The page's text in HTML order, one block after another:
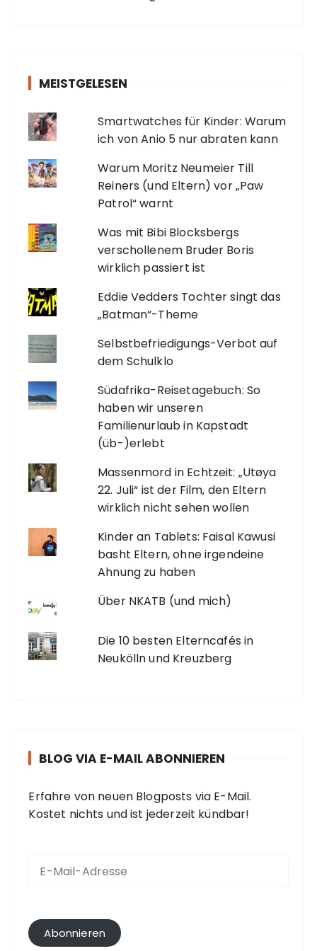
MEISTGELESEN
Smartwatches für Kinder: Warum
ich von Anio 5 nur abraten kann
Warum Moritz Neumeier Till
Reiners (und Eltern) vor „Paw
Patrol“ warnt
Was mit Bibi Blocksbergs
verschollenem Bruder Boris
wirklich passiert ist
Eddie Vedders Tochter singt das
„Batman“-Theme
Selbstbefriedigungs-Verbot auf
dem Schulklo
Südafrika-Reisetagebuch: So
haben wir unseren
Familienurlaub in Kapstadt
(üb-)erlebt
Massenmord in Echtzeit: „Utøya
22. Juli“ ist der Film, den Eltern
wirklich nicht sehen wollen
Kinder an Tablets: Faisal Kawusi
basht Eltern, ohne irgendeine
Ahnung zu haben
Über NKATB (und mich)
Die 10 besten Elterncafés in
Neukölln und Kreuzberg
BLOG VIA E-MAIL ABONNIEREN
Erfahre von neuen Blogposts via E-Mail.
Kostet nichts und ist jederzeit kündbar!
l
Abonnieren